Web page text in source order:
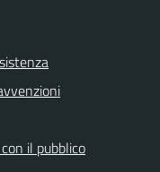
il pubblico